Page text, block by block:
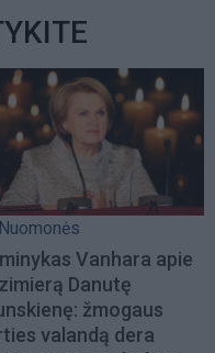
Nuomonės
Vanhara apie
Danutę
žmogaus
valandą dera